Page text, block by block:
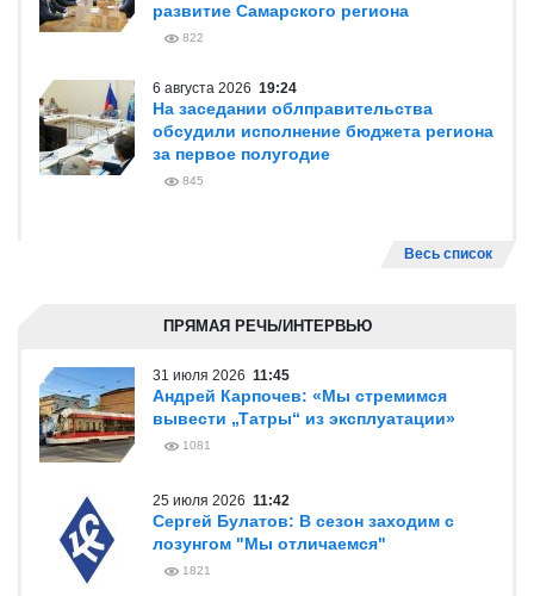
развитие Самарского региона
822
6 августа 2026 19:24
На заседании облправительства
обсудили исполнение бюджета региона
за первое полугодие
845
Весь список
ПРЯМАЯ РЕЧЬ/ИНТЕРВЬЮ
31 июля 2026 11:45
Андрей Карпочев: «Мы стремимся
вывести „Татры“ из эксплуатации»
1081
25 июля 2026 11:42
Сергей Булатов: В сезон заходим с
лозунгом "Мы отличаемся"
1821